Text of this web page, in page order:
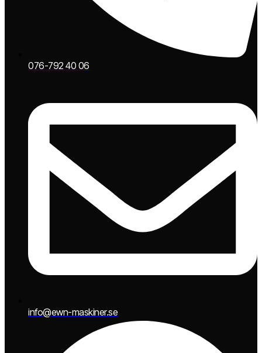
076-792 40 06
info@ewn-maskiner.se